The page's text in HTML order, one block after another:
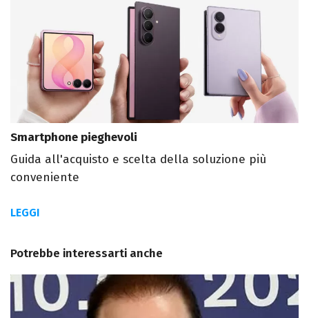
Smartphone pieghevoli
Guida all'acquisto e scelta della soluzione più
conveniente
LEGGI
Potrebbe interessarti anche